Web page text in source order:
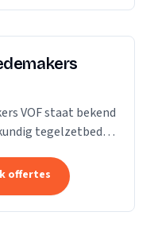
VOF staat bekend
tegelzetbedrijf
offertes